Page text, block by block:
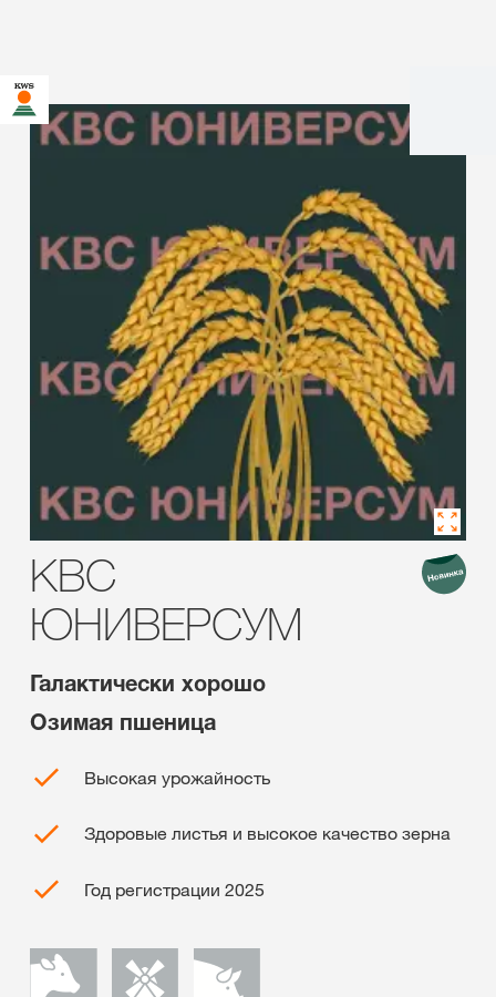
КВС
ЮНИВЕРСУМ
Галактически хорошо
Озимая пшеница
Высокая урожайность
Здоровые листья и высокое качество зерна
Год регистрации 2025